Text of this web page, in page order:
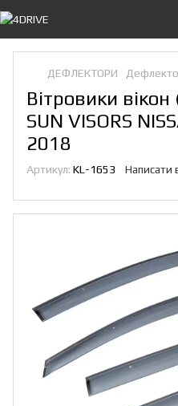
ДЕФЛЕКТОРИ
Вітровики
SUN VISORS
2018
Артикул: KL-1653 Написати